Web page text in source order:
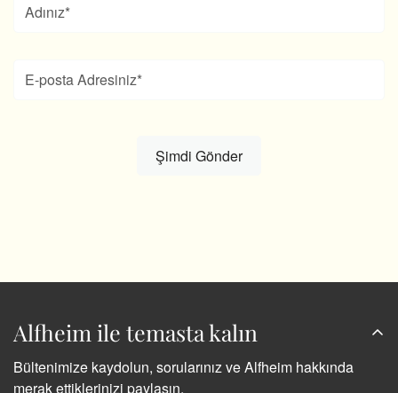
Alfheim ile temasta kalın
Bültenimize kaydolun, sorularınız ve Alfheim hakkında
merak ettiklerinizi paylaşın.